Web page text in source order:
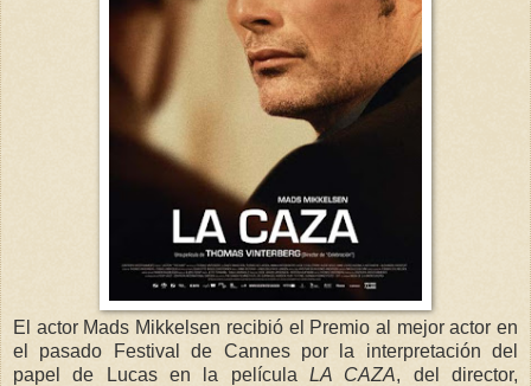
El actor Mads Mikkelsen recibió el Premio al mejor actor en
el pasado Festival de Cannes por la interpretación del
papel de Lucas en la película LA CAZA, del director,